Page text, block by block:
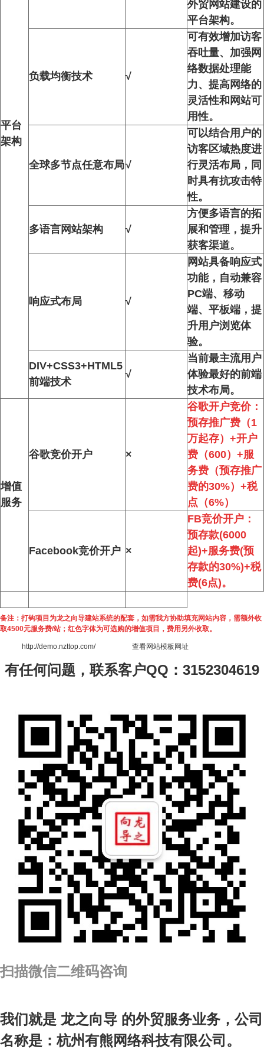
平台
架构
外贸网站建设的
平台架构。
负载均衡技术 √
可有效增加访客
吞吐量、加强网
络数据处理能
力、提高网络的
灵活性和网站可
用性。
全球多节点任意布局√
可以结合用户的
访客区域热度进
行灵活布局，同
时具有抗攻击特
性。
多语言网站架构 √
方便多语言的拓
展和管理，提升
获客渠道。
响应式布局 √
网站具备响应式
功能，自动兼容
PC端、移动
端、平板端，提
升用户浏览体
验。
DIV+CSS3+HTML5
前端技术
√
当前最主流用户
体验最好的前端
技术布局。
增值
服务
谷歌竞价开户 ×
谷歌开户竞价：
预存推广费（1
万起存）+开户
费（600）+服
务费（预存推广
费的30%）+税
点（6%）
Facebook竞价开户 ×
FB竞价开户：
预存款(6000
起)+服务费(预
存款的30%)+税
费(6点)。
备注： 打钩项目为龙之向导建站系统的配套，如需我方协助填充网站内容，需额外收
取4500元服务费/站；红色字体为可选购的增值项目，费用另外收取。
http://demo.nzttop.com/ 查看网站模板网址
有任何问题，联系客户QQ： 3152304619
扫描微信二维码咨询
我们就是 龙之向导 的外贸服务业务，公司
名称是：杭州有熊网络科技有限公司。